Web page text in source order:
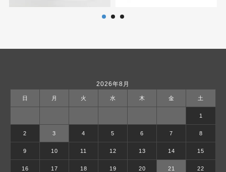
2026年8月
日 月 火 水 木 金 土
1
2 3 4 5 6 7 8
9 10 11 12 13 14 15
16 17 18 19 20 21 22